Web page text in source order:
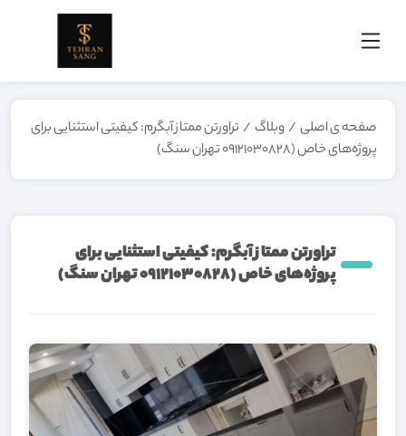
صفحه ی اصلی / وبلاگ / تراورتن ممتاز آبگرم: کیفیتی استثنایی برای
پروژه‌های خاص (09121030828 تهران سنگ)
تراورتن ممتاز آبگرم: کیفیتی استثنایی برای
پروژه‌های خاص (09121030828 تهران سنگ)